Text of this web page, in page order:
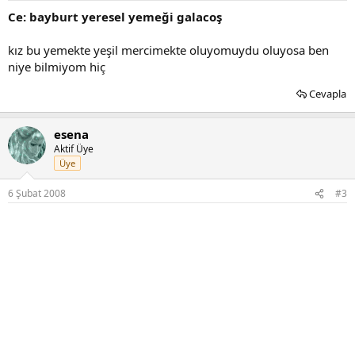
Ce: bayburt yeresel yemeği galacoş
kız bu yemekte yeşil mercimekte oluyomuydu oluyosa ben
niye bilmiyom hiç
Cevapla
esena
Aktif Üye
Üye
6 Şubat 2008 #3